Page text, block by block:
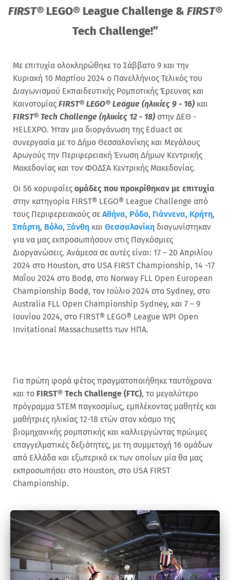
FIRST®LEGO® League Challenge &FIRST®
Tech Challenge!”
Με επιτυχία ολοκληρώθηκε το Σάββατο 9 και την
Κυριακή 10 Μαρτίου 2024 ο Πανελλήνιος Τελικός του
Διαγωνισμού Εκπαιδευτικής Ρομποτικής Έρευνας και
Καινοτομίας FIRST® LEGO® League (ηλικίες 9 - 16) και
FIRST® Tech Challenge (ηλικίες 12 - 18) στην ΔΕΘ -
HELEXPΟ. Ήταν μια διοργάνωση της Eduact σε
συνεργασία με το Δήμο Θεσσαλονίκης και Μεγάλους
Αρωγούς την Περιφερειακή Ένωση Δήμων Κεντρικής
Μακεδονίας και τον ΦΟΔΣΑ Κεντρικής Μακεδονίας.
Οι 56 κορυφαίες ομάδες που προκρίθηκαν με επιτυχία
στην κατηγορία FIRST® LEGO® League Challenge από
τους Περιφερειακούς σε Αθήνα, Ρόδο, Γιάννενα, Κρήτη,
Σπάρτη, Βόλο, Ξάνθη και Θεσσαλονίκη διαγωνίστηκαν
για να μας εκπροσωπήσουν στις Παγκόσμιες
Διοργανώσεις. Ανάμεσα σε αυτές είναι: 17 – 20 Απριλίου
2024 στο Houston, στο USA FIRST Championship, 14 -17
Μαΐου 2024 στο Bodø, στο Norway FLL Open European
Championship Bodø, τον Ιούλιο 2024 στο Sydney, στο
Australia FLL Open Championship Sydney, και 7 – 9
Ιουνίου 2024, στο FIRST® LEGO® League WPI Open
Invitational Massachusetts των ΗΠΑ.
Για πρώτη φορά φέτος πραγματοποιήθηκε ταυτόχρονα
και το FIRST® Tech Challenge (FTC), το μεγαλύτερο
πρόγραμμα STEM παγκοσμίως, εμπλέκοντας μαθητές και
μαθήτριες ηλικίας 12-18 ετών στον κόσμο της
βιομηχανικής ρομποτικής και καλλιεργώντας πρώιμες
επαγγελματικές δεξιότητες, με τη συμμετοχή 16 ομάδων
από Ελλάδα και εξωτερικό εκ των οποίων μία θα μας
εκπροσωπήσει στο Houston, στο USA FIRST
Championship.